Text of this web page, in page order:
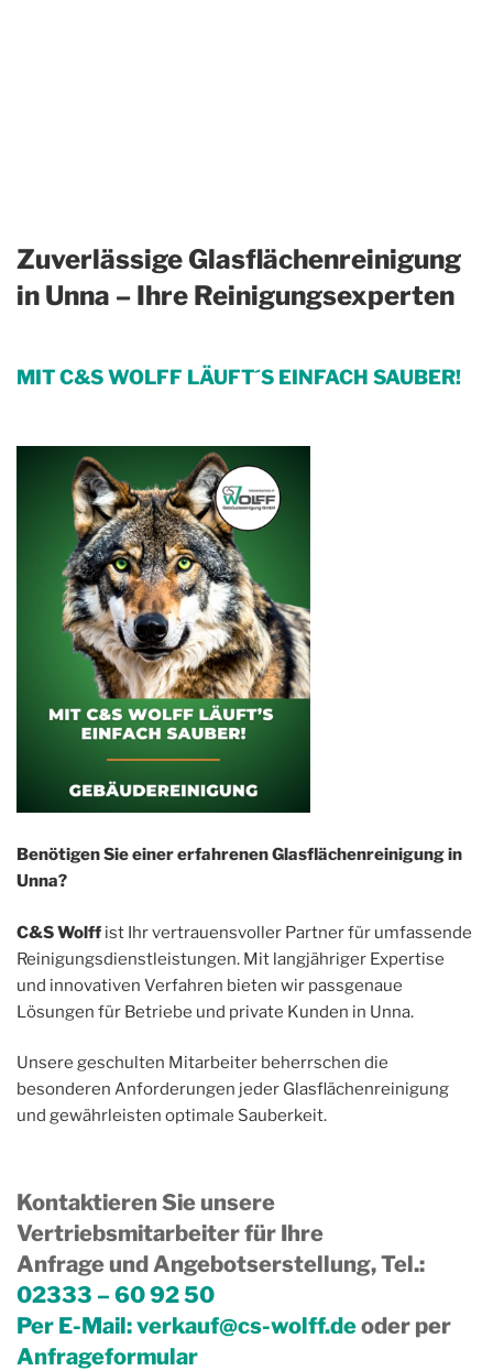
Zuverlässige Glasflächenreinigung
in Unna – Ihre Reinigungsexperten
MIT C&S WOLFF LÄUFT´S EINFACH SAUBER!
Benötigen Sie einer erfahrenen Glasflächenreinigung in
Unna?
C&S Wolff ist Ihr vertrauensvoller Partner für umfassende
Reinigungsdienstleistungen. Mit langjähriger Expertise
und innovativen Verfahren bieten wir passgenaue
Lösungen für Betriebe und private Kunden in Unna.
Unsere geschulten Mitarbeiter beherrschen die
besonderen Anforderungen jeder Glasflächenreinigung
und gewährleisten optimale Sauberkeit.
Kontaktieren Sie unsere
Vertriebsmitarbeiter für Ihre
Anfrage und Angebotserstellung, Tel.:
02333 – 60 92 50
Per E-Mail:verkauf@cs-wolff.deoder per
Anfrageformular